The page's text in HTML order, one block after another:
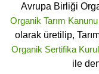
Avrupa Birliği
Organik Tarım Kanunu
olarak üretilip,
Organik Sertifika
ile